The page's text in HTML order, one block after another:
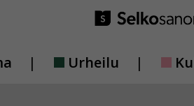
Urheilu